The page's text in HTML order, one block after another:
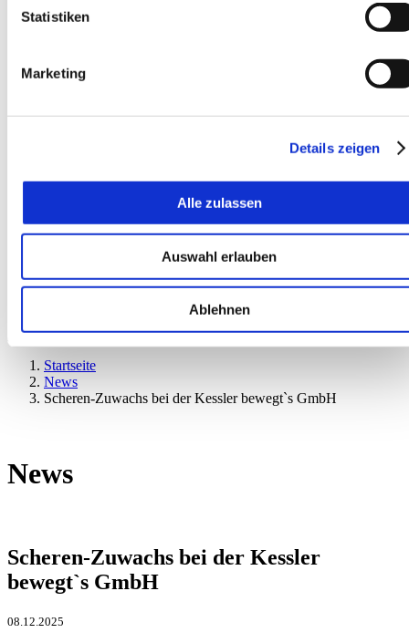
Statistiken
Marketing
Details zeigen
Alle zulassen
Auswahl erlauben
Ablehnen
Startseite
News
Scheren-Zuwachs bei der Kessler bewegt`s GmbH
News
Scheren-Zuwachs bei der Kessler
bewegt`s GmbH
08.12.2025